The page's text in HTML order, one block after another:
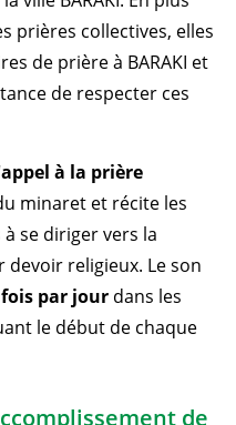
prières collectives, elles
de prière à BARAKI et
de respecter ces
à la prière
minaret et récite les
se diriger vers la
religieux. Le son
par jour dans les
le début de chaque
de